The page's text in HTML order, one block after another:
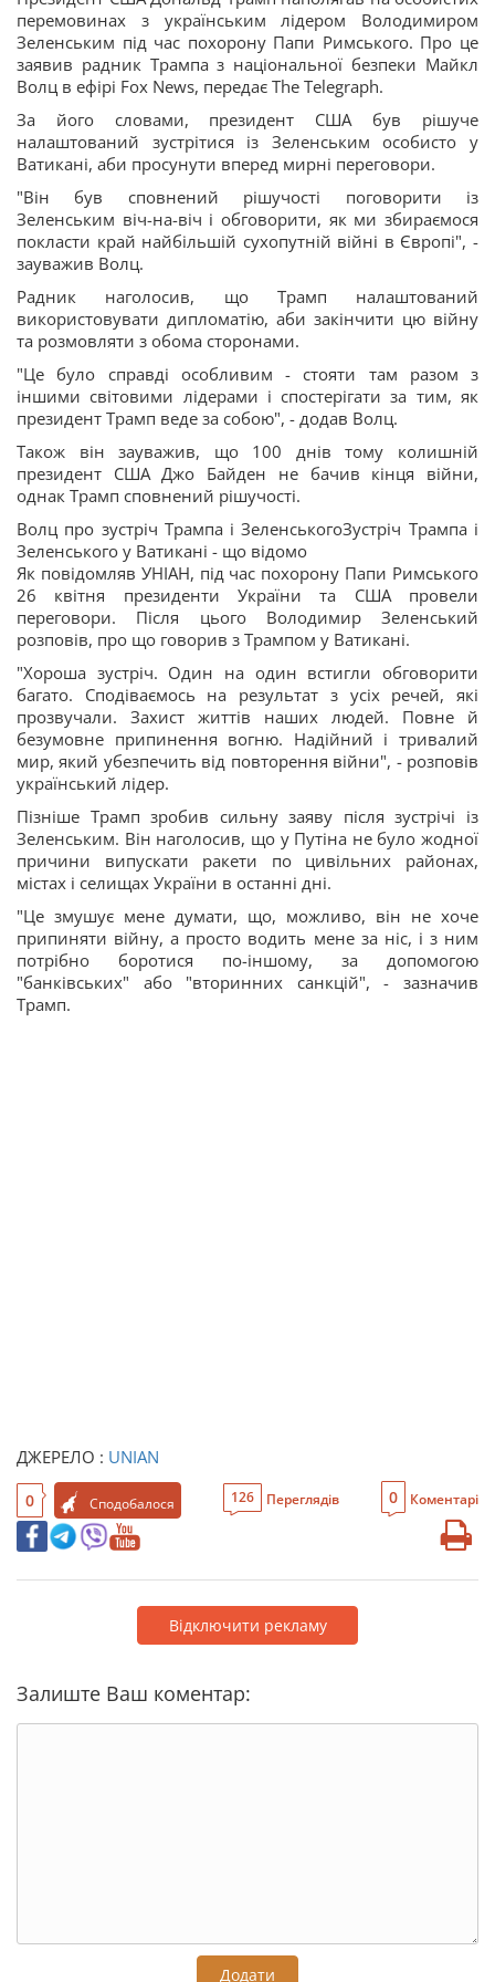
перемовинах з українським лідером Володимиром
Зеленським під час похорону Папи Римського. Про це
заявив радник Трампа з національної безпеки Майкл
Волц в ефірі Fox News, передає The Telegraph.
За його словами, президент США був рішуче
налаштований зустрітися із Зеленським особисто у
Ватикані, аби просунути вперед мирні переговори.
"Він був сповнений рішучості поговорити із
Зеленським віч-на-віч і обговорити, як ми збираємося
покласти край найбільшій сухопутній війні в Європі", -
зауважив Волц.
Радник наголосив, що Трамп налаштований
використовувати дипломатію, аби закінчити цю війну
та розмовляти з обома сторонами.
"Це було справді особливим - стояти там разом з
іншими світовими лідерами і спостерігати за тим, як
президент Трамп веде за собою", - додав Волц.
Також він зауважив, що 100 днів тому колишній
президент США Джо Байден не бачив кінця війни,
однак Трамп сповнений рішучості.
Волц про зустріч Трампа і ЗеленськогоЗустріч Трампа і
Зеленського у Ватикані - що відомо
Як повідомляв УНІАН, під час похорону Папи Римського
26 квітня президенти України та США провели
переговори. Після цього Володимир Зеленський
розповів, про що говорив з Трампом у Ватикані.
"Хороша зустріч. Один на один встигли обговорити
багато. Сподіваємось на результат з усіх речей, які
прозвучали. Захист життів наших людей. Повне й
безумовне припинення вогню. Надійний і тривалий
мир, який убезпечить від повторення війни", - розповів
український лідер.
Пізніше Трамп зробив сильну заяву після зустрічі із
Зеленським. Він наголосив, що у Путіна не було жодної
причини випускати ракети по цивільних районах,
містах і селищах України в останні дні.
"Це змушує мене думати, що, можливо, він не хоче
припиняти війну, а просто водить мене за ніс, і з ним
потрібно боротися по-іншому, за допомогою
"банківських" або "вторинних санкцій", - зазначив
Трамп.
ДЖЕРЕЛО : UNIAN
0 Сподобалося 126 Переглядів 0 Коментарі
Відключити рекламу
Залиште Ваш коментар:
Додати